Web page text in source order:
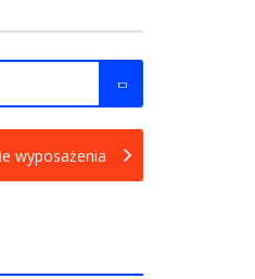
wyposażenia